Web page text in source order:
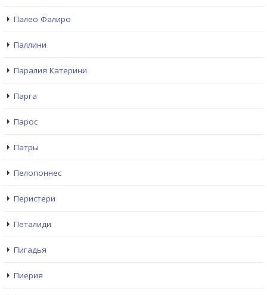
Палео Фалиро
Паллини
Паралия Катерини
Парга
Парос
Патры
Пелопоннес
Перистери
Петалиди
Пигадья
Пиерия